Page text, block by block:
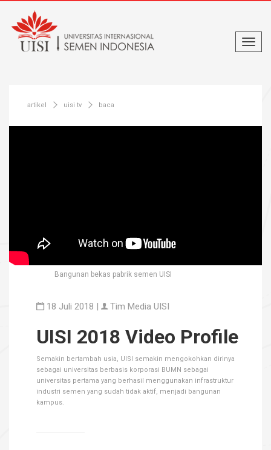
artikel uisi tv baca
Bangunan bekas pabrik semen UISI
18 Juli 2018 | Tim Media UISI
UISI 2018 Video Profile
Semakin bertambah usia, UISI semakin mengokohkan dirinya
sebagai universitas berbasis korporasi BUMN sebagai
universitas pertama yang berhasil menggunakan infrastruktur
industri semen yang sudah tidak aktif, menjadi bangunan
kampus.